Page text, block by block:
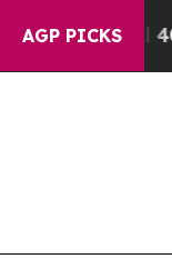
AGP PICKS
40%. Well,